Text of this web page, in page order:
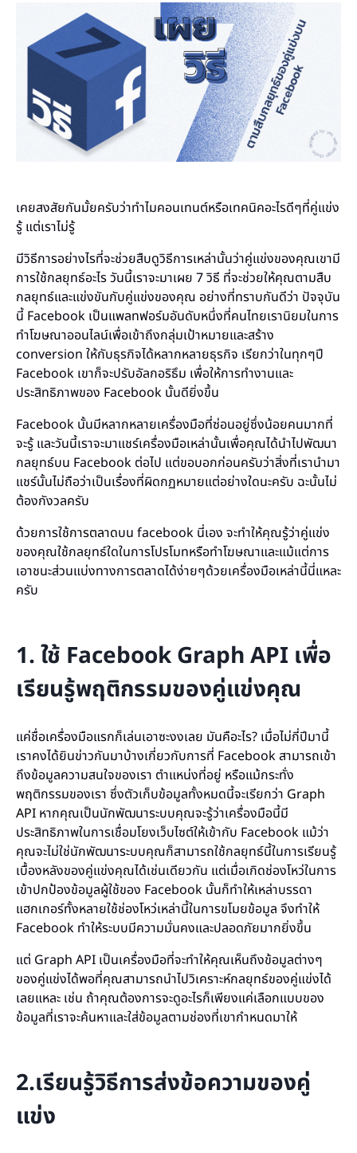
เคยสงสัยกันมั้ยครับว่าทำไมคอนเทนต์หรือเทคนิคอะไรดีๆที่คู่แข่ง
รู้ แต่เราไม่รู้
มีวิธีการอย่างไรที่จะช่วยสืบดูวิธีการเหล่านั้นว่าคู่แข่งของคุณเขามี
การใช้กลยุทธ์อะไร วันนี้เราจะมาเผย 7 วิธี ที่จะช่วยให้คุณตามสืบ
กลยุทธ์และแข่งขันกับคู่แข่งของคุณ อย่างที่ทราบกันดีว่า ปัจจุบัน
นี้ Facebook เป็นแพลทฟอร์มอันดับหนึ่งที่คนไทยเรานิยมในการ
ทำโฆษณาออนไลน์เพื่อเข้าถึงกลุ่มเป้าหมายและสร้าง
conversion ให้กับธุรกิจได้หลากหลายธุรกิจ เรียกว่าในทุกๆปี
Facebook เขาก็จะปรับอัลกอริธึม เพื่อให้การทำงานและ
ประสิทธิภาพของ Facebook นั้นดียิ่งขึ้น
Facebook นั้นมีหลากหลายเครื่องมือที่ซ่อนอยู่ซึ่งน้อยคนมากที่
จะรู้ และวันนี้เราจะมาแชร์เครื่องมือเหล่านั้นเพื่อคุณได้นำไปพัฒนา
กลยุทธ์บน Facebook ต่อไป แต่ขอบอกก่อนครับว่าสิ่งที่เรานำมา
แชร์นั้นไม่ถือว่าเป็นเรื่องที่ผิดกฏหมายแต่อย่างใดนะครับ ฉะนั้นไม่
ต้องกังวลครับ
ด้วยการใช้การตลาดบน facebook นี่เอง จะทำให้คุณรู้ว่าคู่แข่ง
ของคุณใช้กลยุทธ์ใดในการโปรโมทหรือทำโฆษณาและแม้แต่การ
เอาชนะส่วนแบ่งทางการตลาดได้ง่ายๆด้วยเครื่องมือเหล่านี้นี่แหละ
ครับ
1. ใช้ Facebook Graph API เพื่อ
เรียนรู้พฤติกรรมของคู่แข่งคุณ
แค่ชื่อเครื่องมือแรกก็เล่นเอาซะงงเลย มันคือะไร? เมื่อไม่กี่ปีมานี้
เราคงได้ยินข่าวกันมาบ้างเกี่ยวกับการที่ Facebook สามารถเข้า
ถึงข้อมูลความสนใจของเรา ตำแหน่งที่อยู่ หรือแม้กระทั่ง
พฤติกรรมของเรา ซึ่งตัวเก็บข้อมูลทั้งหมดนี้จะเรียกว่า Graph
API หากคุณเป็นนักพัฒนาระบบคุณจะรู้ว่าเครื่องมือนี้มี
ประสิทธิภาพในการเชื่อมโยงเว็บไซต์ให้เข้ากับ Facebook แม้ว่า
คุณจะไม่ใช่นักพัฒนาระบบคุณก็สามารถใช้กลยุทธ์นี้ในการเรียนรู้
เบื้องหลังของคู่แข่งคุณได้เช่นเดียวกัน แต่เมื่อเกิดช่องโหว่ในการ
เข้าปกป้องข้อมูลผู้ใช้ของ Facebook นั้นก็ทำให้เหล่าบรรดา
แฮกเกอร์ทั้งหลายใช้ช่องโหว่เหล่านี้ในการขโมยข้อมูล จึงทำให้
Facebook ทำให้ระบบมีความมั่นคงและปลอดภัยมากยิ่งขึ้น
แต่ Graph API เป็นเครื่องมือที่จะทำให้คุณเห็นถึงข้อมูลต่างๆ
ของคู่แข่งได้พอที่คุณสามารถนำไปวิเคราะห์กลยุทธ์ของคู่แข่งได้
เลยแหละ เช่น ถ้าคุณต้องการจะดูอะไรก็เพียงแค่เลือกแบบของ
ข้อมูลที่เราจะค้นหาและใส่ข้อมูลตามช่องที่เขากำหนดมาให้
2.เรียนรู้วิธีการส่งข้อความของคู่
แข่ง